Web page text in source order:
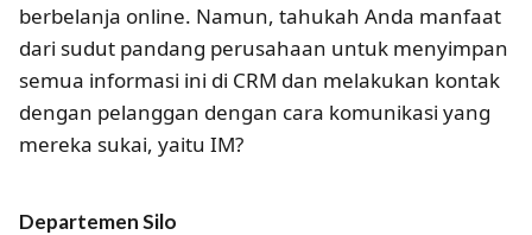
berbelanja online. Namun, tahukah Anda manfaat
dari sudut pandang perusahaan untuk menyimpan
semua informasi ini di CRM dan melakukan kontak
dengan pelanggan dengan cara komunikasi yang
mereka sukai, yaitu IM?
Departemen Silo